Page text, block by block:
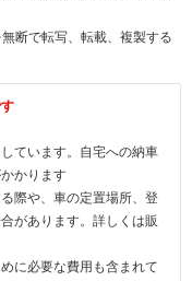
断で転写、転載、複製する
ています。自宅への納車
かります
際や、車の定置場所、登
があります。詳しくは販
に必要な費用も含まれて